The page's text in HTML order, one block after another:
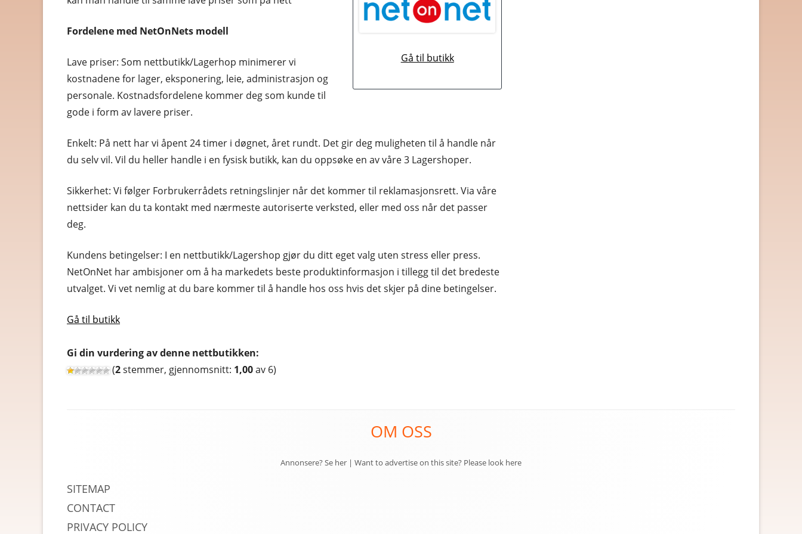
HELSE OG HELSEKOST
HOBBYARTIKLER
HUDPLEIE OG KOSMETIKK
HUS OG HJEM
KLÆR OG MOTE
KUNST OG ANTIKVITETER
MAT OG DRIKKE
MUSIKK
RABATTKODER
SPORT OG FRILUFTSLIV
Gå til butikk
Fordelene med NetOnNets modell
Lave priser: Som nettbutikk/Lagerhop minimerer vi
kostnadene for lager, eksponering, leie, administrasjon og
personale. Kostnadsfordelene kommer deg som kunde til
gode i form av lavere priser.
Enkelt: På nett har vi åpent 24 timer i døgnet, året rundt. Det gir deg muligheten til å handle når
du selv vil. Vil du heller handle i en fysisk butikk, kan du oppsøke en av våre 3 Lagershoper.
Sikkerhet: Vi følger Forbrukerrådets retningslinjer når det kommer til reklamasjonsrett. Via våre
nettsider kan du ta kontakt med nærmeste autoriserte verksted, eller med oss når det passer
deg.
Kundens betingelser: I en nettbutikk/Lagershop gjør du ditt eget valg uten stress eller press.
NetOnNet har ambisjoner om å ha markedets beste produktinformasjon i tillegg til det bredeste
utvalget. Vi vet nemlig at du bare kommer til å handle hos oss hvis det skjer på dine betingelser.
Gå til butikk
Gi din vurdering av denne nettbutikken:
(2stemmer, gjennomsnitt: 1,00av 6)
OM OSS
Annonsere? Se her | Want to advertise on this site? Please look here
SITEMAP
CONTACT
PRIVACY POLICY